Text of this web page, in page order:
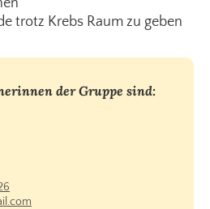
trotz Krebs Raum zu geben
der Gruppe sind: